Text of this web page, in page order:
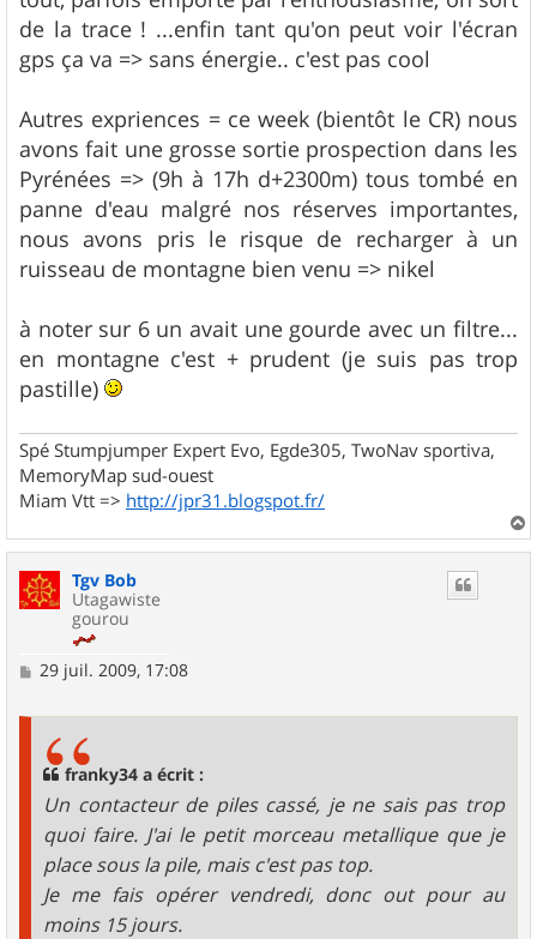
de la trace ! ...enfin tant qu'on peut voir l'écran
gps ça va => sans énergie.. c'est pas cool
Autres expriences = ce week (bientôt le CR) nous
avons fait une grosse sortie prospection dans les
Pyrénées => (9h à 17h d+2300m) tous tombé en
panne d'eau malgré nos réserves importantes,
nous avons pris le risque de recharger à un
ruisseau de montagne bien venu => nikel
à noter sur 6 un avait une gourde avec un filtre...
en montagne c'est + prudent (je suis pas trop
pastille)
Spé Stumpjumper Expert Evo, Egde305, TwoNav sportiva,
MemoryMap sud-ouest
Miam Vtt => http://jpr31.blogspot.fr/
a
Tgv Bob
Utagawiste
gourou
M
29 juil. 2009, 17:08
franky34 a écrit :
Un contacteur de piles cassé, je ne sais pas trop
quoi faire. J'ai le petit morceau metallique que je
place sous la pile, mais c'est pas top.
Je me fais opérer vendredi, donc out pour au
moins 15 jours.